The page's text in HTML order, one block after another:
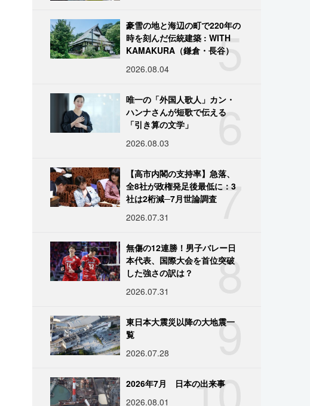
5
豪雪の地と海辺の町で220年の
時を刻んだ伝統建築 : WITH
KAMAKURA（鎌倉・長谷）
2026.08.04
6
唯一の「外国人歌人」カン・
ハンナさんが短歌で伝える
「引き算の文学」
2026.08.03
7
【高市内閣の支持率】急落、
全8社が政権発足後最低に：3
社は2桁減─7月世論調査
2026.07.31
8
無傷の12連勝！男子バレー日
本代表、国際大会を首位突破
した強さの訳は？
2026.07.31
9
東日本大震災以降の大地震一
覧
2026.07.28
10
2026年7月 日本の出来事
2026.08.01